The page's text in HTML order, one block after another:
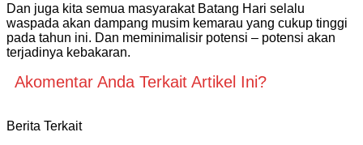
Dan juga kita semua masyarakat Batang Hari selalu
waspada akan dampang musim kemarau yang cukup tinggi
pada tahun ini. Dan meminimalisir potensi – potensi akan
terjadinya kebakaran.
Akomentar Anda Terkait Artikel Ini?
Berita Terkait